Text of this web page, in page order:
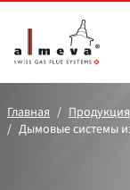
Главная Продукция
Дымовые системы